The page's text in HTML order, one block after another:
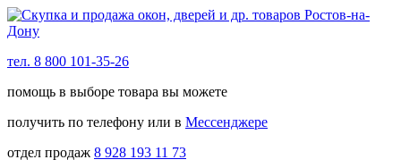
тел. 8 800 101-35-26
помощь в выборе товара вы можете
получить по телефону или в Мессенджере
отдел продаж 8 928 193 11 73